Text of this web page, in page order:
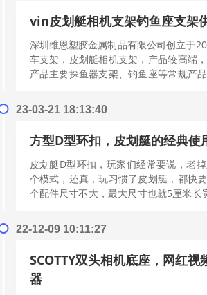
vin皮划艇相机支架钓鱼座支架
深圳维恩塑胶金属制品有限公司创立于
车支架，皮划艇相机支架，产品较高端
产品主要探鱼器支架、钓鱼座等常规产
读更多]
23-03-21 18:13:40
方型D型环扣，皮划艇的经典使
皮划艇D型环扣，玩家们经常要说，老
个模式，还真，玩习惯了皮划艇，都快
个配件尺寸不大，最大尺寸也就5厘米长
[阅读更多]
22-12-09 10:11:27
SCOTTY双头相机底座，网红视
器